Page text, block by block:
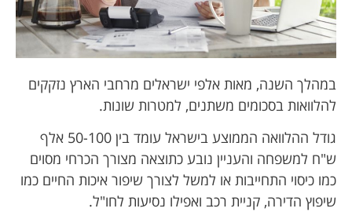
במהלך השנה, מאות אלפי ישראלים מרחבי הארץ נזקקים
להלוואות בסכומים משתנים, למטרות שונות.
גודל ההלוואה הממוצע בישראל עומד בין 50-100 אלף
ש"ח למשפחה והעניין נובע כתוצאה מצורך הכרחי מסוים
כמו כיסוי התחייבות או למשל לצורך שיפור איכות החיים כמו
שיפוץ הדירה, קניית רכב ואפילו נסיעות לחו"ל.